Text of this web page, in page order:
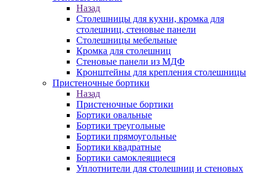
Назад
Столешницы для кухни, кромка для
столешниц, стеновые панели
Столешницы мебельные
Кромка для столешниц
Стеновые панели из МДФ
Кронштейны для крепления столешницы
Пристеночные бортики
Назад
Пристеночные бортики
Бортики овальные
Бортики треугольные
Бортики прямоугольные
Бортики квадратные
Бортики самоклеящиеся
Уплотнители для столешниц и стеновых